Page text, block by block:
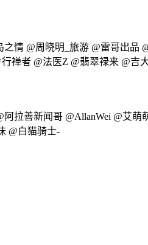
情 @周晓明_旅游 @雷哥出
禅者 @法医Z @翡翠禄来 @吉
拉善新闻哥 @AllanWei @艾
@白猫骑士-